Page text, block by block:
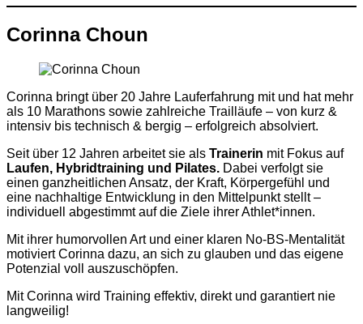
Corinna Choun
Corinna bringt über 20 Jahre Lauferfahrung mit und hat mehr
als 10 Marathons sowie zahlreiche Trailläufe – von kurz &
intensiv bis technisch & bergig – erfolgreich absolviert.
Seit über 12 Jahren arbeitet sie als Trainerin mit Fokus auf
Laufen, Hybridtraining und Pilates. Dabei verfolgt sie
einen ganzheitlichen Ansatz, der Kraft, Körpergefühl und
eine nachhaltige Entwicklung in den Mittelpunkt stellt –
individuell abgestimmt auf die Ziele ihrer Athlet*innen.
Mit ihrer humorvollen Art und einer klaren No-BS-Mentalität
motiviert Corinna dazu, an sich zu glauben und das eigene
Potenzial voll auszuschöpfen.
Mit Corinna wird Training effektiv, direkt und garantiert nie
langweilig!